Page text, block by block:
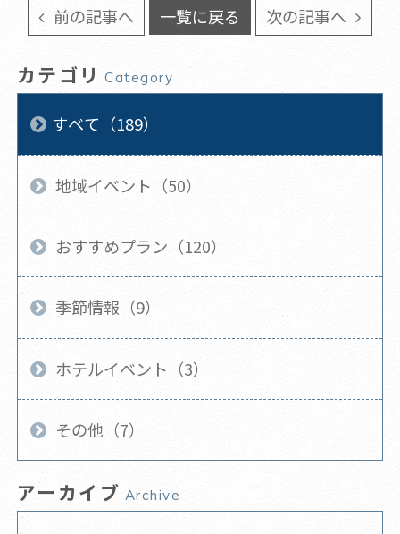
前の記事へ 一覧に戻る 次の記事へ
カテゴリ Category
すべて（189）
地域イベント（50）
おすすめプラン（120）
季節情報（9）
ホテルイベント（3）
その他（7）
アーカイブ Archive